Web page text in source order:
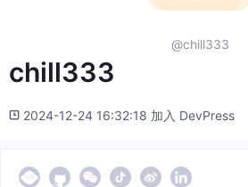
@chill333
chill333
2024-12-24 16:32:18 加入 DevPress